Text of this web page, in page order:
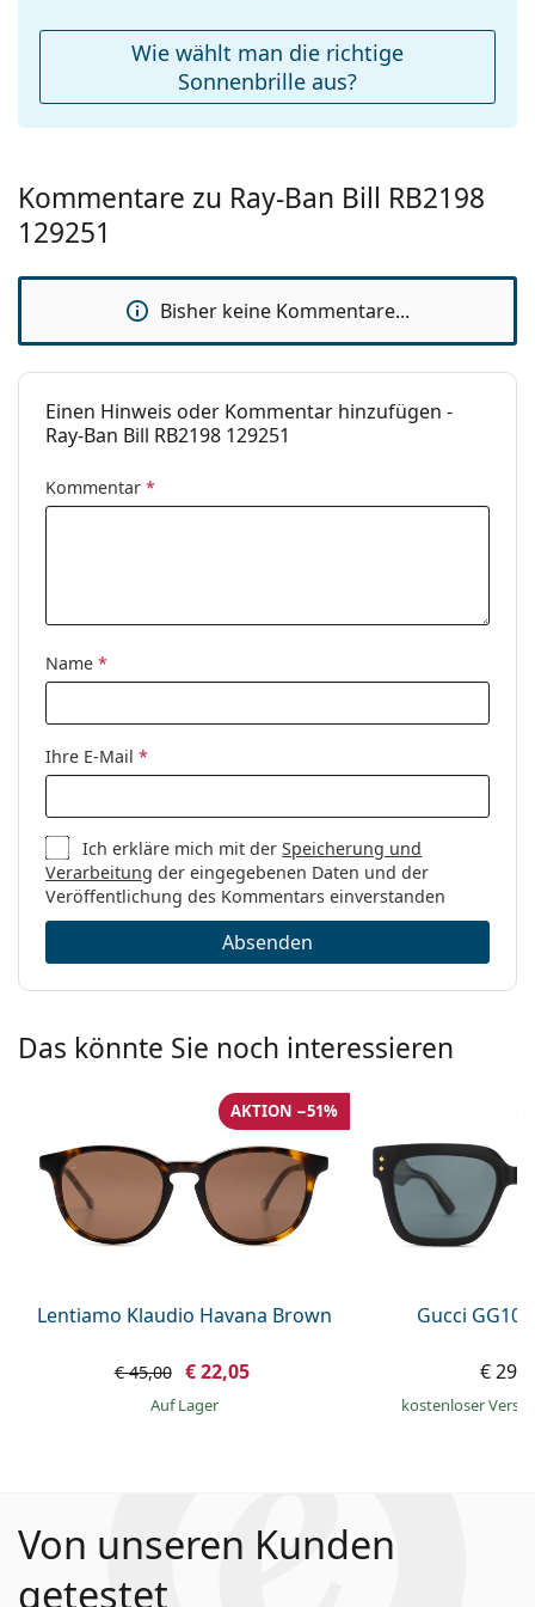
Entdecken Sie das gesamte Sortiment der
, um weitere Modelle beliebter Marken
zu finden.
Reinigungstuch:
Ja
Marke:
Ray-Ban
Verwendung:
Code:
RB2198 129251 60
verfügbar :
Nein
Wie wählt man die richtige
Sonnenbrille aus?
Kommentare zu Ray-Ban Bill RB2198
129251
Bisher keine Kommentare...
Einen Hinweis oder Kommentar hinzufügen -
Ray-Ban Bill RB2198 129251
Kommentar *
Name *
Ihre E-Mail *
Ich erkläre mich mit derSpeicherung und
Verarbeitung der eingegebenen Daten und der
Veröffentlichung des Kommentars einverstanden
Absenden
Das könnte Sie noch interessieren
Lentiamo Klaudio Havana Brown
AKTION −51%
€ 45,00 € 22,05
auf Lager
Gucci
€
kostenloser
Von unseren Kunden
getestet